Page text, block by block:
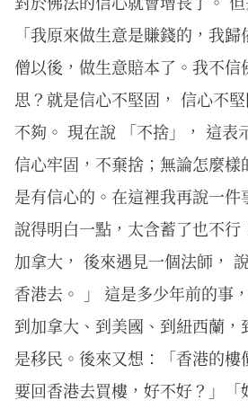
「我原來做生意是賺錢的，我
僧以後，做生意賠本了。我不信
思？就是信心不堅固， 信心不
不夠。 現在說 「不捨」， 這表
信心牢固，不棄捨；無論怎麼
是有信心的。在這裡我再說一
說得明白一點，太含蓄了也不行
加拿大， 後來遇見一個法師，
香港去。 」 這是多少年前的事
到加拿大、到美國、到紐西蘭
是移民。後來又想：「香港的
要回香港去買樓，好不好？」